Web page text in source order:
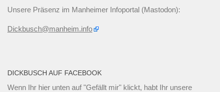
Unsere Präsenz im Manheimer Infoportal (Mastodon):
Dickbusch@manheim.info
DICKBUSCH AUF FACEBOOK
Wenn Ihr hier unten auf "Gefällt mir" klickt, habt Ihr unsere